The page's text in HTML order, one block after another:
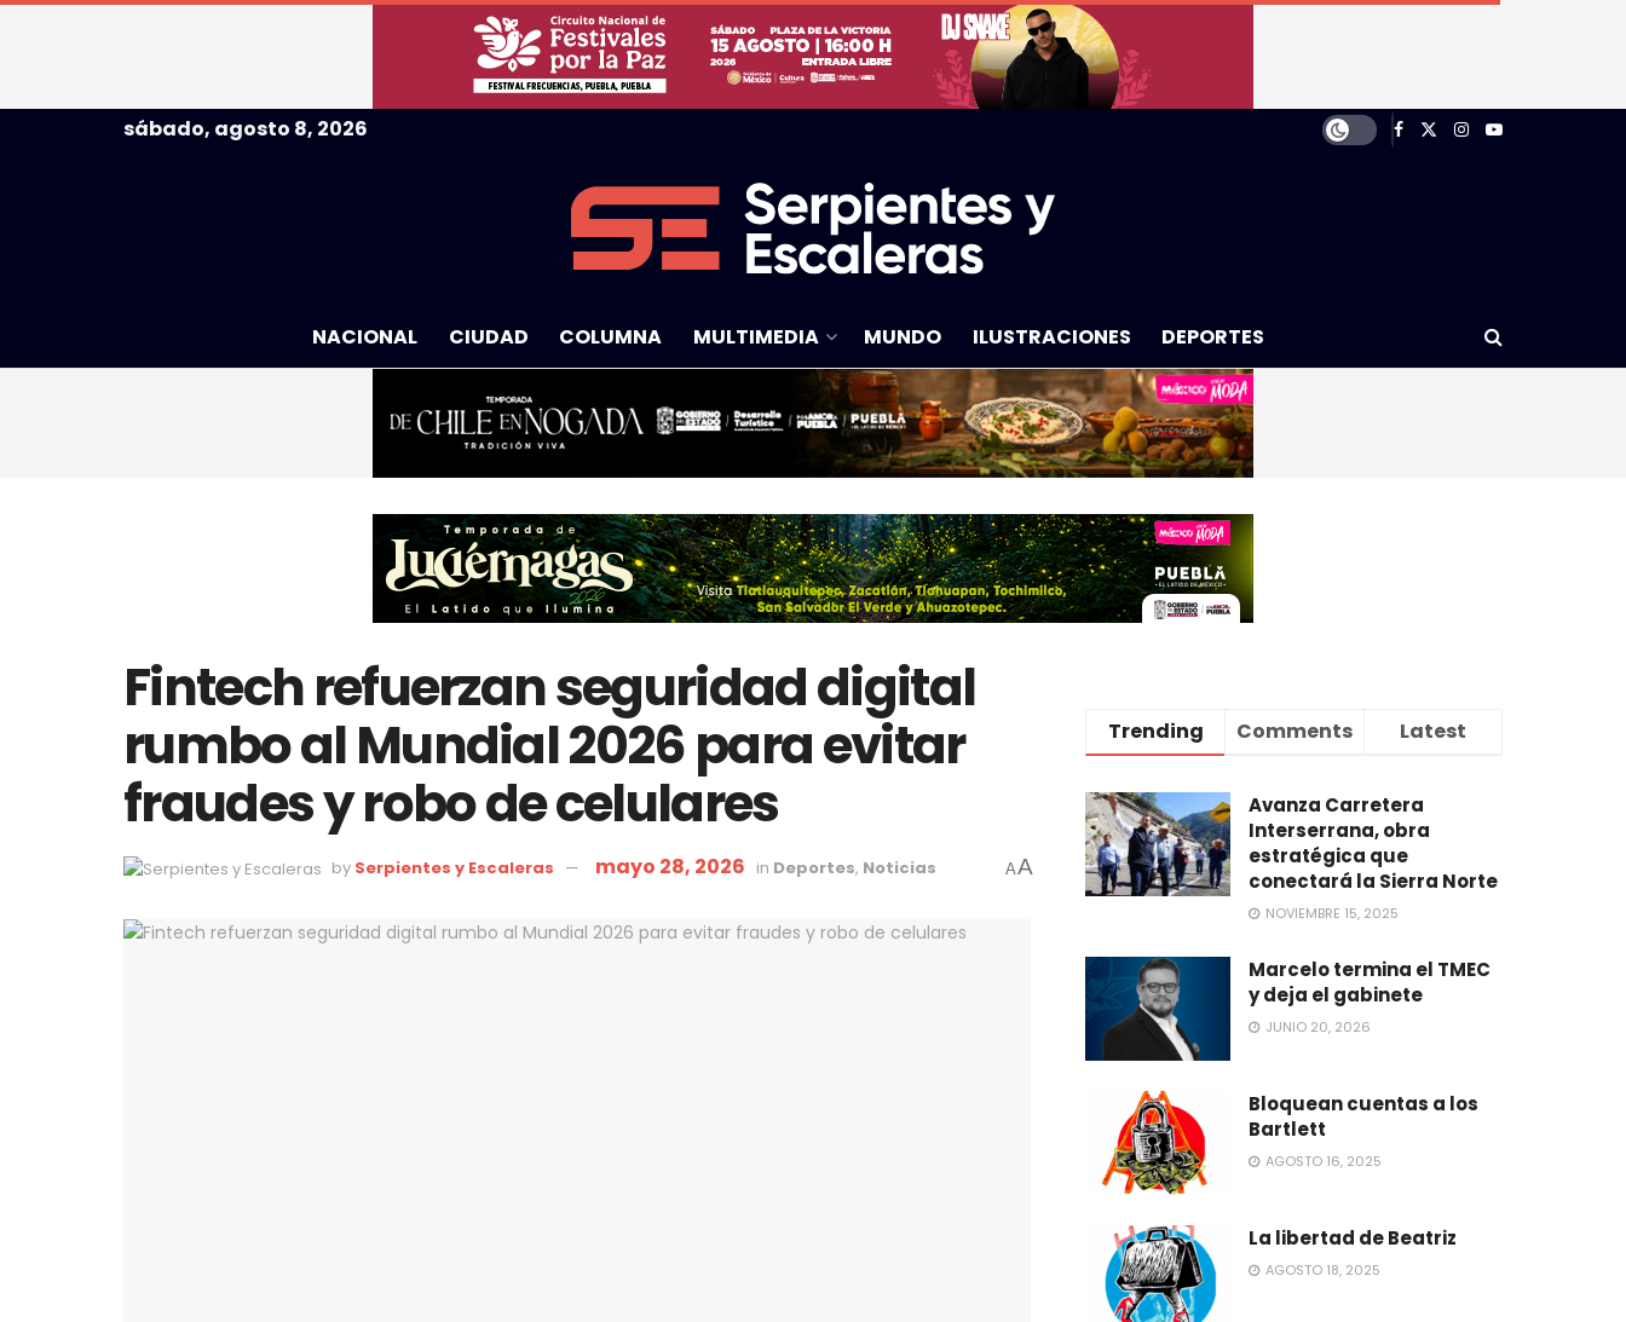
sábado, agosto 8, 2026
NACIONAL CIUDAD COLUMNA MULTIMEDIA MUNDO ILUSTRACIONES DEPORTES
Fintech refuerzan seguridad digital
rumbo al Mundial 2026 para evitar
fraudes y robo de celulares
by Serpientes y Escaleras mayo 28, 2026 in Deportes, Noticias AA
Trending Comments Latest
Avanza Carretera
Interserrana, obra
estratégica que
conectará la Sierra Norte
NOVIEMBRE 15, 2025
Marcelo termina el TMEC
y deja el gabinete
JUNIO 20, 2026
Bloquean cuentas a los
Bartlett
AGOSTO 16, 2025
La libertad de Beatriz
AGOSTO 18, 2025